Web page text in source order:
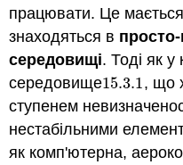
працювати. Це мається
знаходяться в
середовищі. Тоді як у
середовище15.3.1
15.3.1, що
ступенем
нестабільними
як комп'ютерна,